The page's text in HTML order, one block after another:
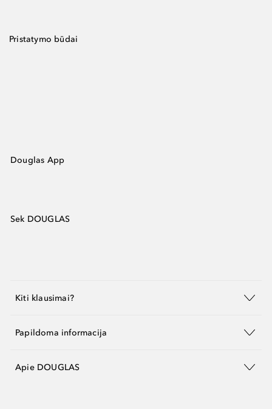
Pristatymo būdai
Douglas App
Sek DOUGLAS
Kiti klausimai?
Papildoma informacija
Apie DOUGLAS